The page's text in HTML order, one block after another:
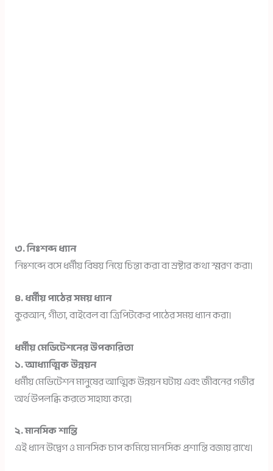
৩. নিঃশব্দ ধ্যান
নিঃশব্দে বসে ধর্মীয় বিষয় নিয়ে চিন্তা করা বা স্রষ্টার কথা স্মরণ করা।
৪. ধর্মীয় পাঠের সময় ধ্যান
কুরআন, গীতা, বাইবেল বা ত্রিপিটকের পাঠের সময় ধ্যান করা।
ধর্মীয় মেডিটেশনের উপকারিতা
১. আধ্যাত্মিক উন্নয়ন
ধর্মীয় মেডিটেশন মানুষের আত্মিক উন্নয়ন ঘটায় এবং জীবনের গভীর
অর্থ উপলব্ধি করতে সাহায্য করে।
২. মানসিক শান্তি
এই ধ্যান উদ্বেগ ও মানসিক চাপ কমিয়ে মানসিক প্রশান্তি বজায় রাখে।